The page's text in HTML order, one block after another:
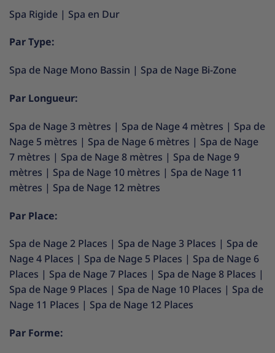
Spa Rigide | Spa en Dur
Par Type:
Spa de Nage Mono Bassin | Spa de Nage Bi-Zone
Par Longueur:
Spa de Nage 3 mètres | Spa de Nage 4 mètres | Spa de
Nage 5 mètres | Spa de Nage 6 mètres | Spa de Nage
7 mètres | Spa de Nage 8 mètres | Spa de Nage 9
mètres | Spa de Nage 10 mètres | Spa de Nage 11
mètres | Spa de Nage 12 mètres
Par Place:
Spa de Nage 2 Places | Spa de Nage 3 Places | Spa de
Nage 4 Places | Spa de Nage 5 Places | Spa de Nage 6
Places | Spa de Nage 7 Places | Spa de Nage 8 Places |
Spa de Nage 9 Places | Spa de Nage 10 Places | Spa de
Nage 11 Places | Spa de Nage 12 Places
Par Forme: